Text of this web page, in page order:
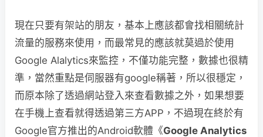
現在只要有架站的朋友，基本上應該都會找相關統計
流量的服務來使用，而最常見的應該就莫過於使用
Google Alalytics來監控，不僅功能完整，數據也很精
準，當然重點是伺服器有google稱著，所以很穩定，
而原本除了透過網站登入來查看數據之外，如果想要
在手機上查看就得透過第三方APP，不過現在終於有
Google官方推出的Android軟體《Google Analytics